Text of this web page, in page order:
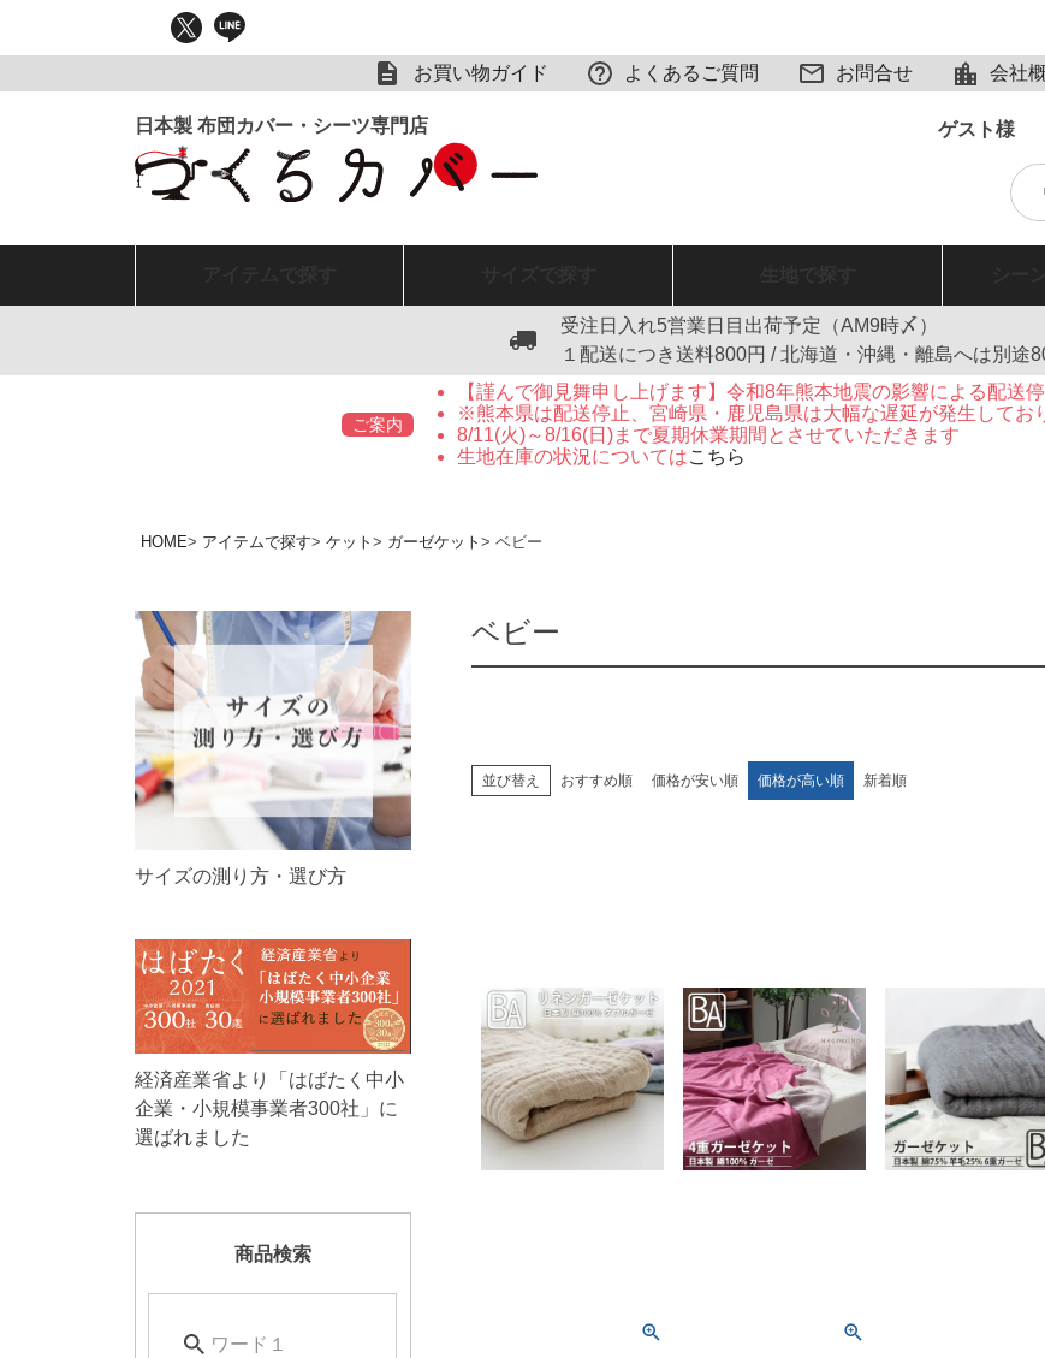
お買い物ガイド よくあるご質問 お問合せ 会社
ゲスト様
受注日入れ5営業日目出荷予定（AM9時〆）
１配送につき送料800円 / 北海道・沖縄・離島へは別途
ご案内
【謹んで御見舞申し上げます】令和8年熊本地震の影響による配送
※熊本県は配送停止、宮崎県・鹿児島県は大幅な遅延が発生してお
8/11(火)～8/16(日)まで夏期休業期間とさせていただきます
生地在庫の状況についてはこちら
HOME アイテムで探す ケット ガーゼケット ベビー
サイズの測り方・選び方
経済産業省より「はばたく中小
企業・小規模事業者300社」に
選ばれました
商品検索
ベビー
並び替え おすすめ順 価格が安い順 価格が高い順 新着順